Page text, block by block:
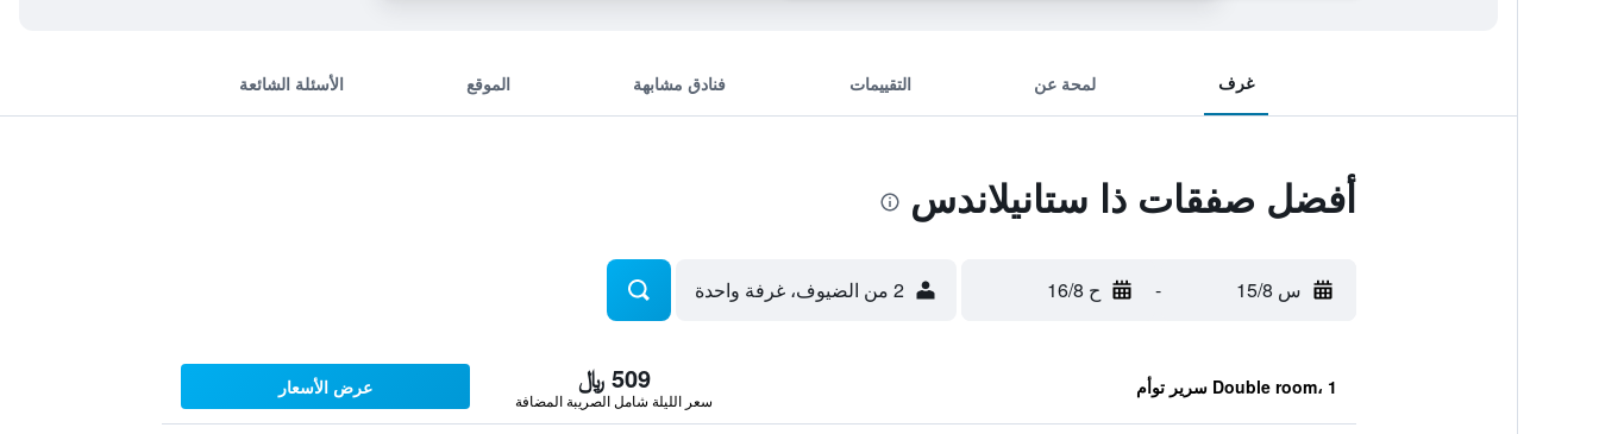
غرف لمحة عن التقييمات فنادق مشابهة الموقع الأسئلة الشائعة
أفضل صفقات ذا ستانيلاندس
س 15/8 - ح 16/8 2 من الضيوف، غرفة واحدة
Double room، 1 سرير توأم 509 ﷼
سعر الليلة شامل الصريبة المضافة
عرض الأسعار